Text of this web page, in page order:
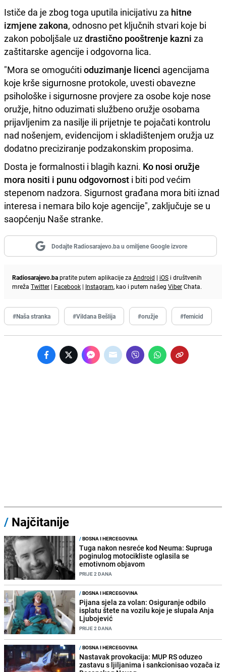
Ističe da je zbog toga uputila inicijativu za hitne
izmjene zakona, odnosno pet ključnih stvari koje bi
zakon poboljšale uzdrastično pooštrenje kazni za
zaštitarske agencije i odgovorna lica.
"Mora se omogućiti oduzimanje licenci agencijama
koje krše sigurnosne protokole, uvesti obavezne
psihološke i sigurnosne provjere za osobe koje nose
oružje, hitno oduzimati službeno oružje osobama
prijavljenim za nasilje ili prijetnje te pojačati kontrolu
nad nošenjem, evidencijom i skladištenjem oružja uz
dodatno preciziranje podzakonskim proposima.
Dosta je formalnosti i blagih kazni. Ko nosi oružje
mora nositi i punu odgovornost i biti pod većim
stepenom nadzora. Sigurnost građana mora biti iznad
interesa i nemara bilo koje agencije", zaključuje se u
saopćenju Naše stranke.
Dodajte Radiosarajevo.ba u omiljene Google izvore
Radiosarajevo.bapratite putem aplikacije za Android | iOS i društvenih
mreža Twitter | Facebook | Instagram, kao i putem našeg ViberChata.
#Naša stranka #Vildana Bešlija #oružje #femicid
/ Najčitanije
/BOSNA I HERCEGOVINA
Tuga nakon nesreće kod Neuma: Supruga
poginulog motocikliste oglasila se
emotivnom objavom
PRIJE 2 DANA
/BOSNA I HERCEGOVINA
Pijana sjela za volan: Osiguranje odbilo
isplatu štete na vozilu koje je slupala Anja
Ljubojević
PRIJE 2 DANA
/BOSNA I HERCEGOVINA
Nastavak provokacija: MUP RS oduzeo
zastavu s ljiljanima i sankcionisao vozača iz